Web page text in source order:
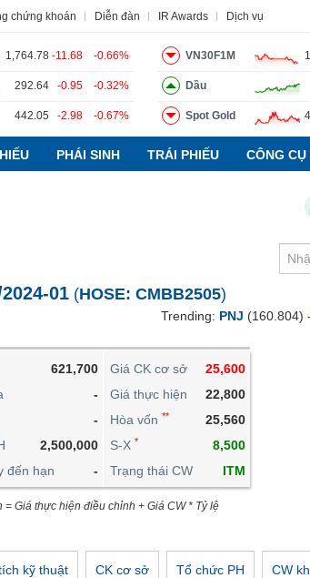
chứng khoán Diễn đàn IR Awards Dịch vụ
1,764.78 -11.68 -0.66%
292.64 -0.95 -0.32%
442.05 -2.98 -0.67%
VN30F1M
Dầu
Spot Gold
PHÁI SINH TRÁI PHIẾU CÔNG
01 (HOSE: CMBB2505)
621,700
-
-
2,500,000
đến hạn
-
Giá CK cơ sở
25,600
Giá thực hiện
22,800
Hòa vốn **
25,560
S-X *
8,500
Trạng thái CW
ITM
Giá thực hiện điều chỉnh + Giá CW * Tỷ lệ
Trending: PNJ (160.804) -
kỹ thuật CK cơ sở Tổ chức PH CW
Tin tức Báo cáo phân tích Thuật ngữ
DOANH NGHIỆP
PHÁI SINH
TRÁI PHIẾU
CÔNG CỤ ĐẦU TƯ
XUẤT DỮ LIỆU
TIN MỚI